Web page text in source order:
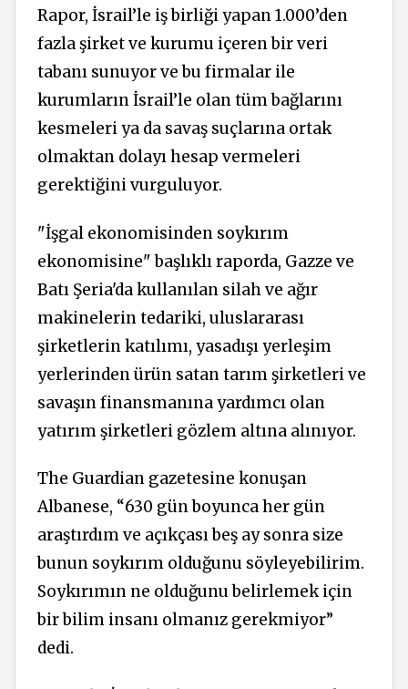
Rapor, İsrail’le iş birliği yapan 1.000’den
fazla şirket ve kurumu içeren bir veri
tabanı sunuyor ve bu firmalar ile
kurumların İsrail’le olan tüm bağlarını
kesmeleri ya da savaş suçlarına ortak
olmaktan dolayı hesap vermeleri
gerektiğini vurguluyor.
"İşgal ekonomisinden soykırım
ekonomisine" başlıklı raporda, Gazze ve
Batı Şeria'da kullanılan silah ve ağır
makinelerin tedariki, uluslararası
şirketlerin katılımı, yasadışı yerleşim
yerlerinden ürün satan tarım şirketleri ve
savaşın finansmanına yardımcı olan
yatırım şirketleri gözlem altına alınıyor.
The Guardian gazetesine konuşan
Albanese, “630 gün boyunca her gün
araştırdım ve açıkçası beş ay sonra size
bunun soykırım olduğunu söyleyebilirim.
Soykırımın ne olduğunu belirlemek için
bir bilim insanı olmanız gerekmiyor”
dedi.